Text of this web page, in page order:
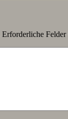
Erforderliche Felder